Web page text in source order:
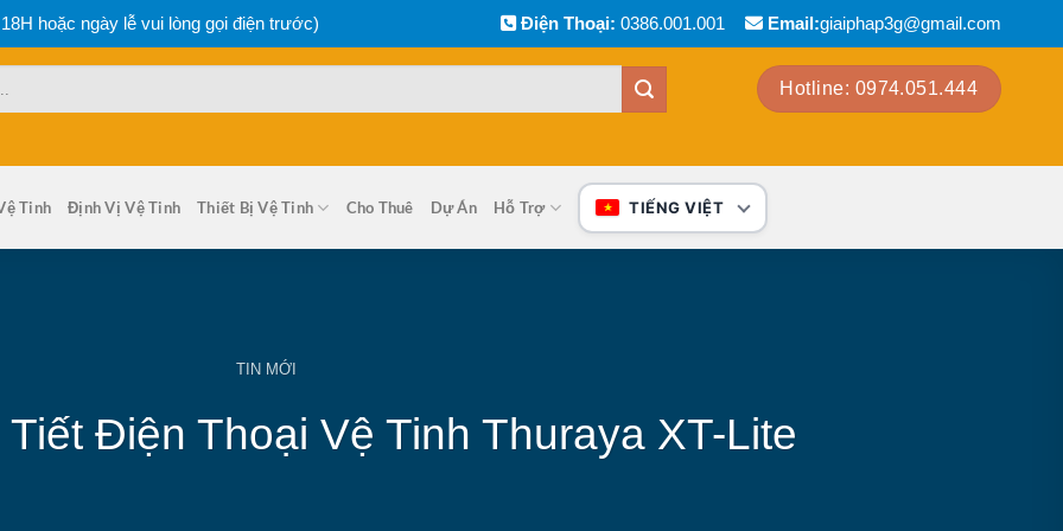
hoặc ngày lễ vui lòng gọi điện trước) Điện Thoại: 0386.001.001 Email:giaiphap3g@gmail.com
Hotline: 0974.051.444
Tinh Định Vị Vệ Tinh Thiết Bị Vệ Tinh Cho Thuê Dự Án Hỗ Trợ TIẾNG VIỆT
TIN MỚI
Điện Thoại Vệ Tinh Thuraya XT-Lite